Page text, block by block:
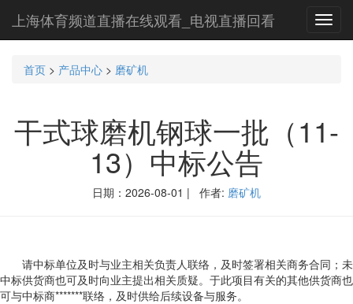
上海体育频道直播在线观看_电视直播回看
首页 > 产品中心 > 磨矿机
干式球磨机钢球一批（11-
13）中标公告
日期：2026-08-01 | 作者: 磨矿机
请中标单位及时与业主相关负责人联络，及时签署相关商务合同；未
中标供货商也可及时向业主提出相关质疑。于此项目有关的其他供货商也
可与中标商*******联络，及时供给后续设备与服务。